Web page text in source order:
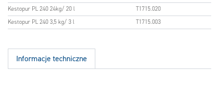
Kestopur PL 240 24kg/ 20 l
T1715.020
Kestopur PL 240 3,5 kg/ 3 l
T1715.003
Informacje techniczne